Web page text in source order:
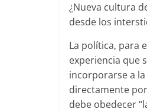
¿Nueva cultura
desde los
La política, para
experiencia que
incorporarse a
directamente
debe obedecer